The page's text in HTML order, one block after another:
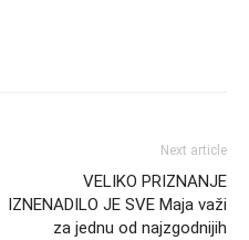
Next article
VELIKO PRIZNANJE
IZNENADILO JE SVE Maja važi
za jednu od najzgodnijih